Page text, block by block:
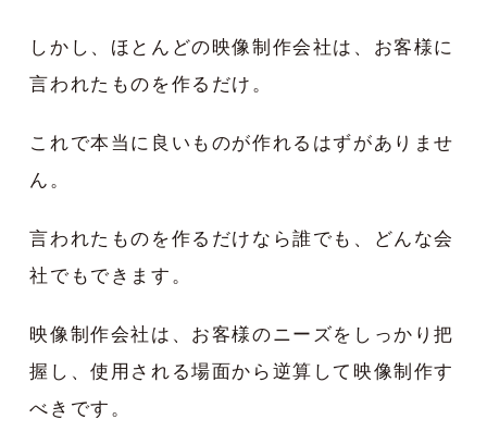
しかし、ほとんどの映像制作会社は、お客様に
言われたものを作るだけ。
これで本当に良いものが作れるはずがありませ
ん。
言われたものを作るだけなら誰でも、どんな会
社でもできます。
映像制作会社は、お客様のニーズをしっかり把
握し、使用される場面から逆算して映像制作す
べきです。